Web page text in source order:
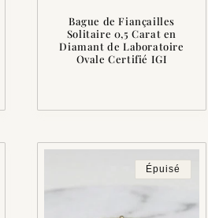
Bague de Fiançailles
Solitaire 0,5 Carat en
Diamant de Laboratoire
Ovale Certifié IGI
Épuisé